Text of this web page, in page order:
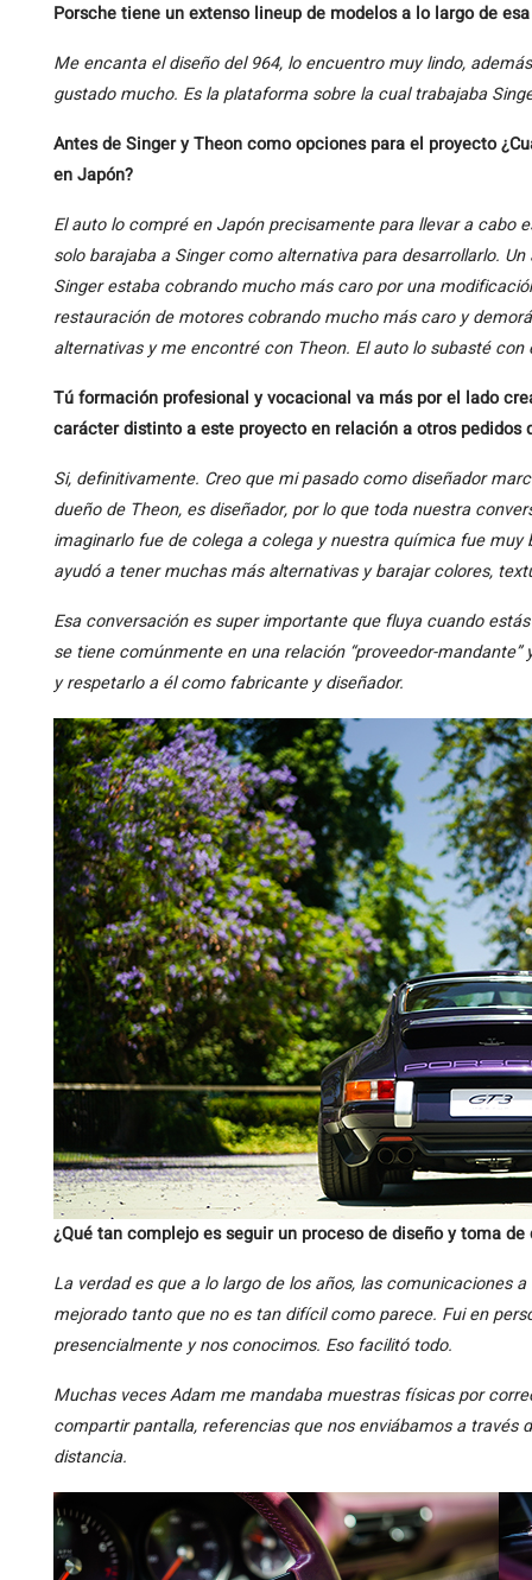
Porsche tiene un extenso lineup de modelos a lo largo de
Me encanta el diseño del 964, lo encuentro muy lindo,
gustado mucho. Es la plataforma sobre la cual trabajaba
Antes de Singer y Theon como opciones para el proyecto
en Japón?
El auto lo compré en Japón precisamente para llevar a cabo
solo barajaba a Singer como alternativa para desarrollarlo.
Singer estaba cobrando mucho más caro por una
restauración de motores cobrando mucho más caro y
alternativas y me encontré con Theon. El auto lo subasté
Tú formación profesional y vocacional va más por el lado
carácter distinto a este proyecto en relación a otros pedidos
Si, definitivamente. Creo que mi pasado como diseñador
dueño de Theon, es diseñador, por lo que toda nuestra
imaginarlo fue de colega a colega y nuestra química fue
ayudó a tener muchas más alternativas y barajar colores,
Esa conversación es super importante que fluya cuando
se tiene comúnmente en una relación “proveedor-
y respetarlo a él como fabricante y diseñador.
¿Qué tan complejo es seguir un proceso de diseño y toma
La verdad es que a lo largo de los años, las comunicaciones
mejorado tanto que no es tan difícil como parece. Fui en
presencialmente y nos conocimos. Eso facilitó todo.
Muchas veces Adam me mandaba muestras físicas por
compartir pantalla, referencias que nos enviábamos a través
distancia.